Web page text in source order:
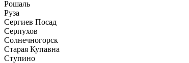
Рошаль
Руза
Сергиев Посад
Серпухов
Солнечногорск
Старая Купавна
Ступино